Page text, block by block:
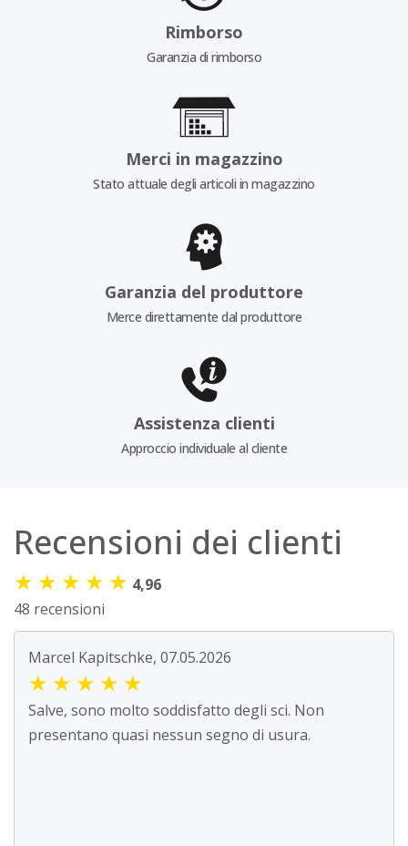
Rimborso
Garanzia di rimborso
Merci in magazzino
Stato attuale degli articoli in magazzino
Garanzia del produttore
Merce direttamente dal produttore
Assistenza clienti
Approccio individuale al cliente
Recensioni dei clienti
★ ★ ★ ★ ★ 4,96
48 recensioni
Marcel Kapitschke, 07.05.2026
★ ★ ★ ★ ★
Salve, sono molto soddisfatto degli sci. Non
presentano quasi nessun segno di usura.